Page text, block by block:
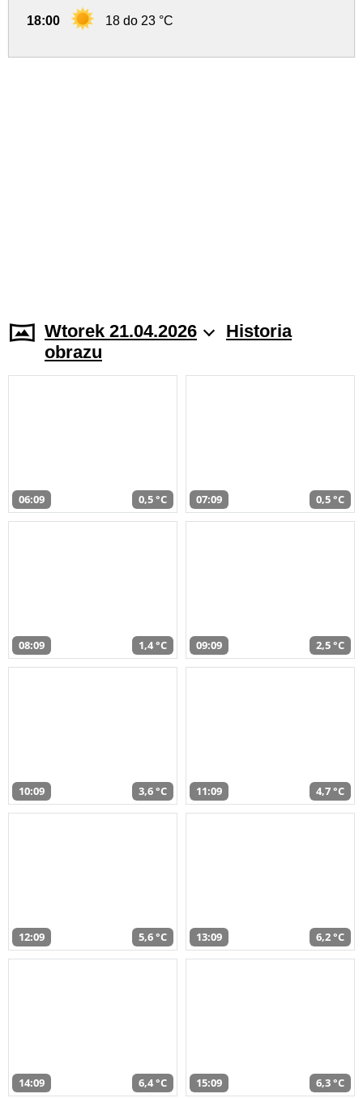
18:00 18 do 23 °C
Wtorek 21.04.2026
Historia
obrazu
06:09 0,5 °C 07:09 0,5 °C
08:09 1,4 °C 09:09 2,5 °C
10:09 3,6 °C 11:09 4,7 °C
12:09 5,6 °C 13:09 6,2 °C
14:09 6,4 °C 15:09 6,3 °C